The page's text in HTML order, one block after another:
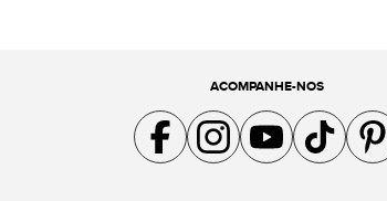
ACOMPANHE-NOS
Acompanhe a gente no Facebook
Acompanhe a gente no
Acompanhe a gente no
Acompanhe